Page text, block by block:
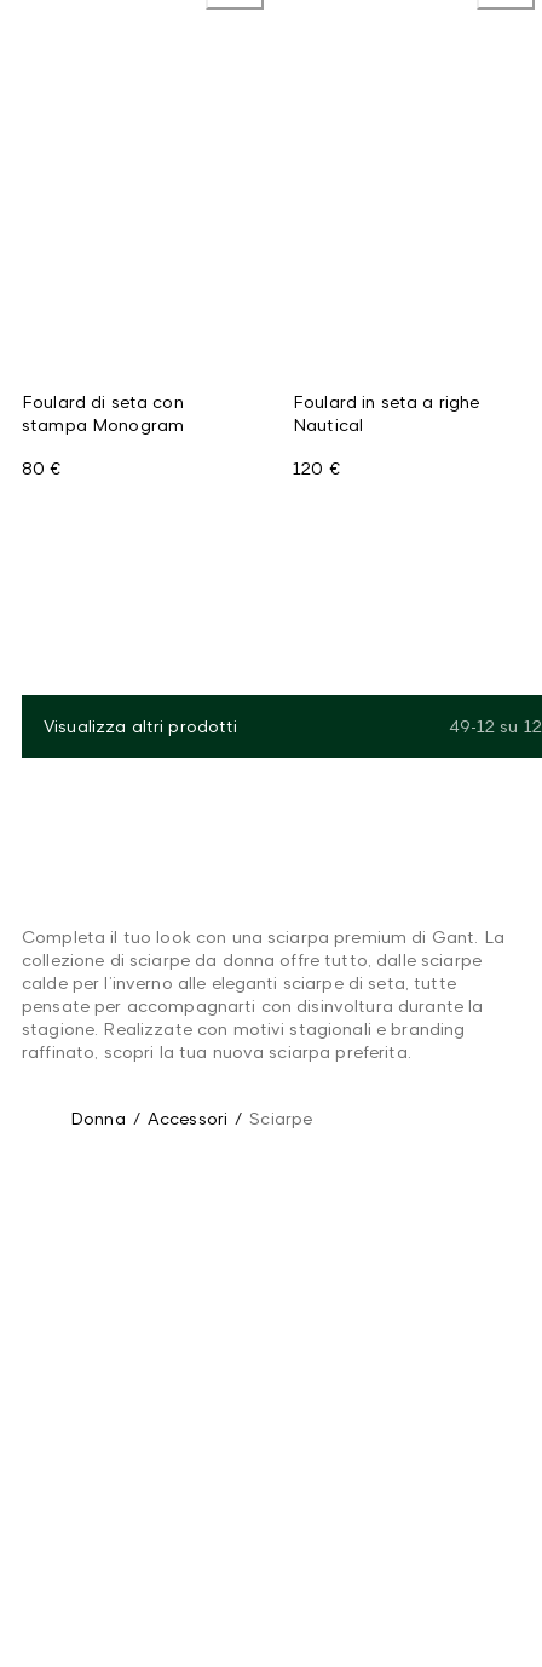
Foulard di seta con
stampa Monogram
80 €
Foulard in seta a righe
Nautical
120 €
Visualizza altri prodotti 49-12 su 12
Completa il tuo look con una sciarpa premium di Gant. La
collezione di sciarpe da donna offre tutto, dalle sciarpe
calde per l’inverno alle eleganti sciarpe di seta, tutte
pensate per accompagnarti con disinvoltura durante la
stagione. Realizzate con motivi stagionali e branding
raffinato, scopri la tua nuova sciarpa preferita.
Donna / Accessori / Sciarpe